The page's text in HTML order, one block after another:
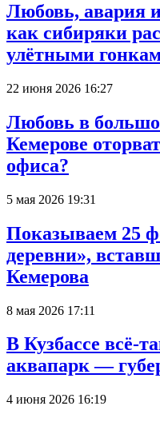
Любовь, авария
как сибиряки
улётными
22 июня 2026 16:27
Любовь в
Кемерове
офиса?
5 мая 2026 19:31
Показываем 25
деревни»,
Кемерова
8 мая 2026 17:11
В Кузбассе всё-
аквапарк —
4 июня 2026 16:19